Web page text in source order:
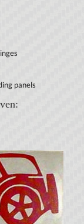
panels